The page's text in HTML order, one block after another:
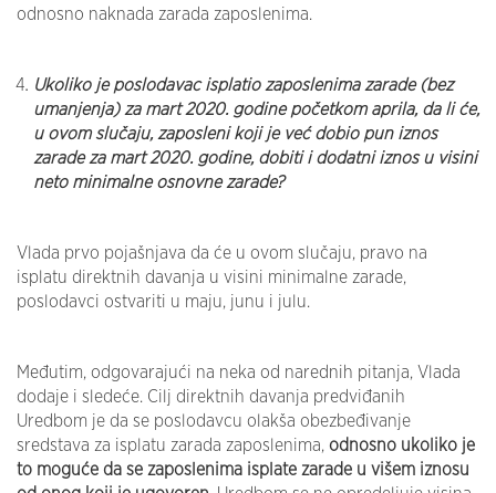
odnosno naknada zarada zaposlenima.
Ukoliko je poslodavac isplatio zaposlenima zarade (bez
umanjenja) za mart 2020. godine početkom aprila, da li će,
u ovom slučaju, zaposleni koji je već dobio pun iznos
zarade za mart 2020. godine, dobiti i dodatni iznos u visini
neto minimalne osnovne zarade?
Vlada prvo pojašnjava da će u ovom slučaju, pravo na
isplatu direktnih davanja u visini minimalne zarade,
poslodavci ostvariti u maju, junu i julu.
Međutim, odgovarajući na neka od narednih pitanja, Vlada
dodaje i sledeće. Cilj direktnih davanja predviđanih
Uredbom je da se poslodavcu olakša obezbeđivanje
sredstava za isplatu zarada zaposlenima, odnosno ukoliko je
to moguće da se zaposlenima isplate zarade u višem iznosu